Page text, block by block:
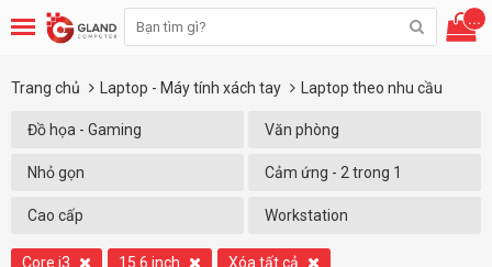
...
Trang chủ Laptop - Máy tính xách tay Laptop theo nhu cầu
Đồ họa - Gaming Văn phòng
Nhỏ gọn Cảm ứng - 2 trong 1
Cao cấp Workstation
Core i3 15.6 inch Xóa tất cả